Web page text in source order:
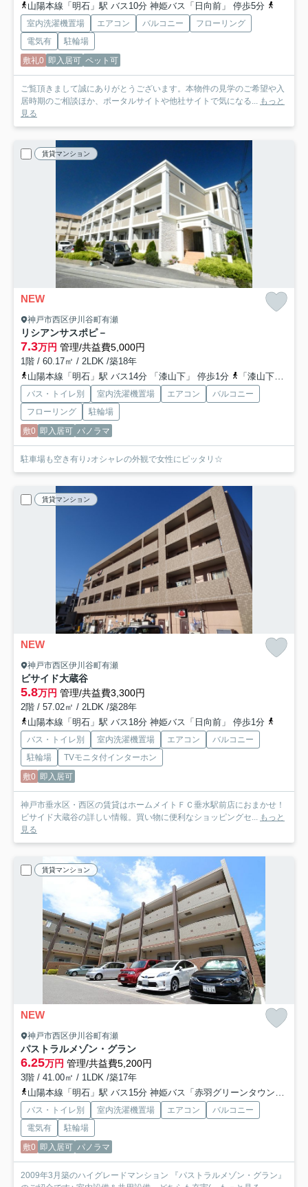
山陽本線「明石」駅 バス10分 神姫バス「日向前」 停歩5分
室内洗濯機置場 エアコン バルコニー
フローリング
電気有
駐輪場
敷礼0 即入居可 ペット可
ご覧頂きまして誠にありがとうございます。本物件の見学のご希望や入
居時期のご相談ほか、ポータルサイトや他社サイトで気になる... もっと
見る
賃貸マンション
NEW
神戸市西区伊川谷町有瀬
リシアンサスポピ－
7.3万円 管理/共益費5,000円
1階 / 60.17㎡ / 2LDK /築18年
山陽本線「明石」駅 バス14分 「漆山下」 停歩1分
「漆山下」バス停下車 徒歩1分
バス・トイレ別 室内洗濯機置場 エアコン
バルコニー
フローリング
駐輪場
敷0 即入居可 パノラマ
駐車場も空き有り♪オシャレの外観で女性にピッタリ☆
賃貸マンション
NEW
神戸市西区伊川谷町有瀬
ビサイド大蔵谷
5.8万円 管理/共益費3,300円
2階 / 57.02㎡ / 2LDK /築28年
山陽本線「明石」駅 バス18分 神姫バス「日向前」 停歩1分
バス・トイレ別 室内洗濯機置場 エアコン
バルコニー
駐輪場
TVモニタ付インターホン
敷0 即入居可
神戸市垂水区・西区の賃貸はホームメイトＦＣ垂水駅前店におまかせ！
ビサイド大蔵谷の詳しい情報。買い物に便利なショッピングセ... もっと
見る
賃貸マンション
NEW
神戸市西区伊川谷町有瀬
パストラルメゾン・グラン
6.25万円 管理/共益費5,200円
3階 / 41.00㎡ / 1LDK /築17年
山陽本線「明石」駅 バス15分 神姫バス「赤羽グリーンタウン」 停歩5分
バス・トイレ別 室内洗濯機置場 エアコン
バルコニー
電気有
駐輪場
敷0 即入居可 パノラマ
2009年3月築のハイグレードマンション 『パストラルメゾン・グラン』